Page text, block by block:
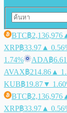
BTC฿2,136,976
XRP฿33.97 ▲
1.74%
ADA฿6.61
AVAX฿214.86 ▲
KUB฿19.87▼
BTC฿2,136,976
XRP฿33.97 ▲